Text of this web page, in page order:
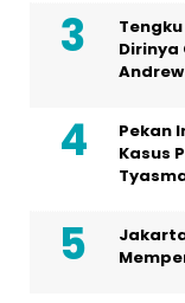
Dirinya
Pekan
Kasus